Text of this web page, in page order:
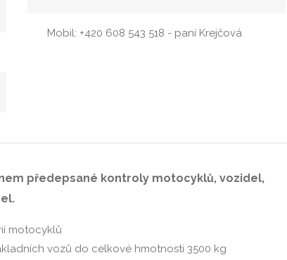
Mobil: +420 608 543 518 - paní Krejčová
předepsané kontroly motocyklů, vozidel,
motocyklů
vozů do celkové hmotnosti 3500 kg